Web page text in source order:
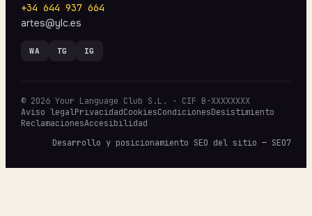
+34 644 937 664
artes@ylc.es
WA TG IG
© 2026 Your Language Club S.L. · CIF B-XXXXXXXX
Aviso legalPrivacidadCookiesCondicionesDesistimiento
ReclamacionesAccesibilidad
Desarrollo y posicionamiento SEO del sitio — SEO7